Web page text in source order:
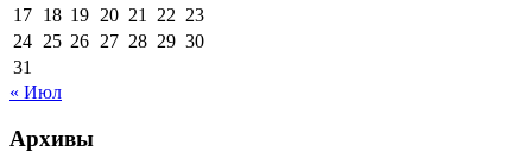
17 18 19 20 21 22 23
24 25 26 27 28 29 30
31
« Июл
Архивы